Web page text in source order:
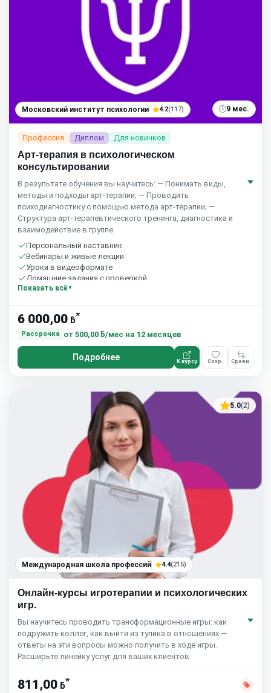
Московский институт психологии 4.2(117) 9 мес.
Профессия Диплом Для новичков
Арт-терапия в психологическом
консультировании
В результате обучения вы научитесь: — Понимать виды,
методы и подходы арт-терапии; — Проводить
психодиагностику с помощью метода арт-терапии; —
Структура арт-терапевтического тренинга, диагностика и
взаимодействие в группе.
Персональный наставник
Вебинары и живые лекции
Уроки в видеоформате
Домашние задания с проверкой
37 часов в неделю
Показать всё
6 000,00 ƃ*
Рассрочка от 500,00 ƃ/мес на 12 месяцев
Подробнее К курсу Сохр. Сравн.
5.0(2)
Международная школа профессий 4.4(215)
Онлайн-курсы игротерапии и психологических
игр.
Вы научитесь проводить трансформационные игры: как
подружить коллег, как выйти из тупика в отношениях —
ответы на эти вопросы можно получить в ходе игры.
Расширьте линейку услуг для ваших клиентов
811,00 ƃ*